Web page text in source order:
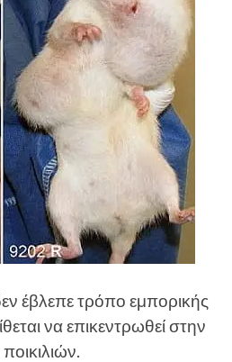
έβλεπε τρόπο εμπορικής
να επικεντρωθεί στην